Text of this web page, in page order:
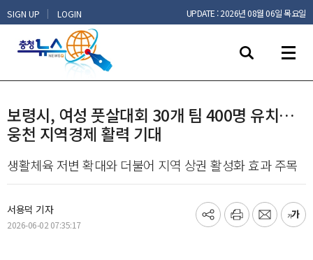
SIGN UP | LOGIN UPDATE : 2026년 08월 06일 목요일
보령시, 여성 풋살대회 30개 팀 400명 유치…
웅천 지역경제 활력 기대
생활체육 저변 확대와 더불어 지역 상권 활성화 효과 주목
서용덕 기자
2026-06-02 07:35:17
기
프
메
글